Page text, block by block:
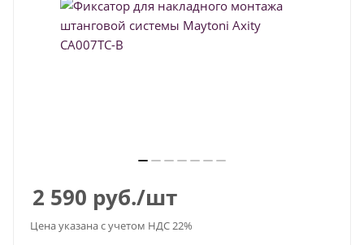
2 590 руб./шт
Цена указана с учетом НДС 22%